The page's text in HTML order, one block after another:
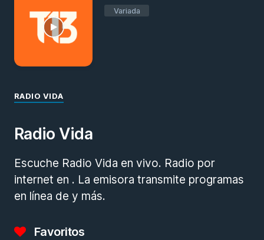
Variada
RADIO VIDA
Radio Vida
Escuche Radio Vida en vivo. Radio por
internet en . La emisora transmite programas
en línea de y más.
Favoritos